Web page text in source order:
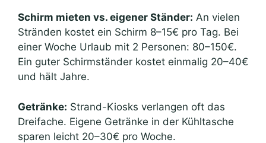
Schirm mieten vs. eigener Ständer: An vielen
Stränden kostet ein Schirm 8–15€ pro Tag. Bei
einer Woche Urlaub mit 2 Personen: 80–150€.
Ein guter Schirmständer kostet einmalig 20–40€
und hält Jahre.
Getränke: Strand-Kiosks verlangen oft das
Dreifache. Eigene Getränke in der Kühltasche
sparen leicht 20–30€ pro Woche.